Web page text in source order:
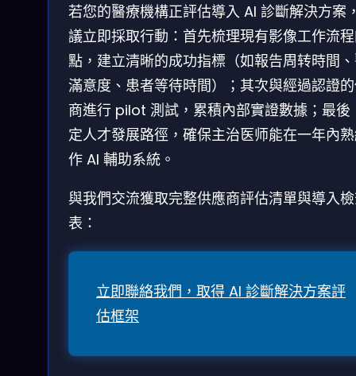
若您的醫療機構正評估導入 AI 診斷解決方案
議立即採取行動：首先梳理現有影像工作流
點，建立清晰的成功指標（如報告周转時間
滿意度、患者等待時間）；其次與經過認證
商進行 pilot 測試，累積內部實證數據；最後
定人才發展路徑，確保主治医师能在一年內
作 AI 輔助系統。
與我們交流獲取完整供應商評估清單與導入
表：
立即聯絡我們，取得 AI 診斷解決方案評
估框架